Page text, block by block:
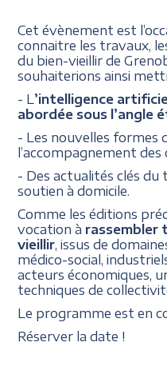
Cet évènement est
connaitre les travaux,
du bien-vieillir de
souhaiterions ainsi
- L ’intelligence
abordée sous l’angle
- Les nouvelles formes
l’accompagnement
- Des actualités clés du
soutien à domicile.
Comme les éditions
vocation à rassembler
vieillir , issus de
médico-social,
acteurs économiques,
techniques de
Le programme est en
Réserver la date !